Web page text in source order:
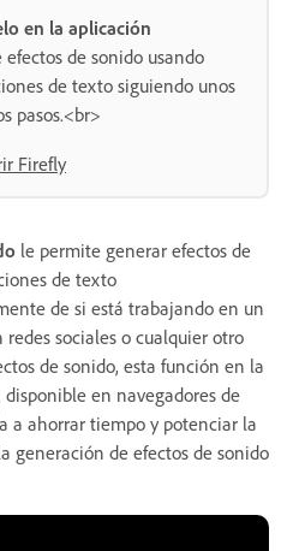
en la aplicación
efectos de sonido usando
de texto siguiendo unos
pasos.<br>
Firefly
le permite generar efectos de
de texto
de si está trabajando en un
sociales o cualquier otro
de sonido, esta función en la
en navegadores de
a ahorrar tiempo y potenciar la
generación de efectos de sonido